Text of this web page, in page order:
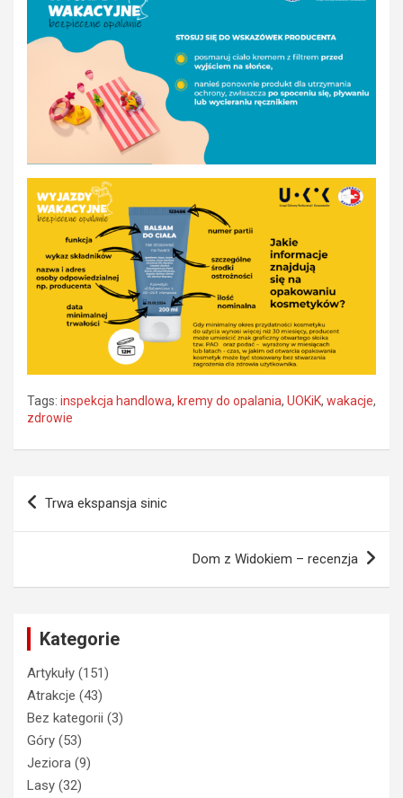
Tags: inspekcja handlowa, kremy do opalania, UOKiK, wakacje,
zdrowie
Nawigacja
Trwa ekspansja sinic
Dom z Widokiem – recenzja
Kategorie
Artykuły (151)
Atrakcje (43)
Bez kategorii (3)
Góry (53)
Jeziora (9)
Lasy (32)